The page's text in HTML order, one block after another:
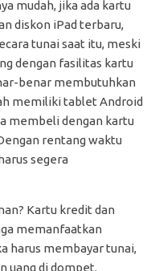
mudah, jika ada kartu
diskon iPad terbaru,
tunai saat itu, meski
dengan fasilitas kartu
benar membutuhkan
memiliki tablet Android
membeli dengan kartu
rentang waktu
segera
Kartu kredit dan
memanfaatkan
harus membayar tunai,
uang di dompet.